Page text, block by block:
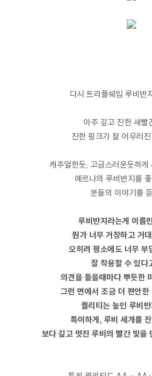
다시 트리플쉐입 루비반
아주 깊고 진한 새빨
진한 핑크가 잘 어우러
캐주얼한듯, 고급스러운듯하게
예르나의 루비반지를
분들의 이야기를
루비반지라는게 이름
뭔가 너무 거창하고 거
오히려 평소에도 너무 부
잘 착용할 수 있다
의견을 들을때마다 뿌듯한
그런 면에서 조금 더 편안한
퀄리티는 높인 루비
특이하게, 루비 세개를
보다 깊고 멋진 루비의 빨간 빛을